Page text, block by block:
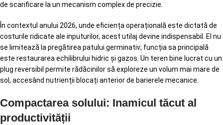
de scarificare la un mecanism complex de precizie.
În contextul anului 2026, unde eficiența operațională este dictată de
costurile ridicate ale inputurilor, acest utilaj devine indispensabil. El nu
se limitează la pregătirea patului germinativ; funcția sa principală
este restaurarea echilibrului hidric și gazos. Un teren bine lucrat cu un
plug reversibil permite rădăcinilor să exploreze un volum mai mare de
sol, accesând nutrienții blocați anterior de barierele mecanice.
Compactarea solului: Inamicul tăcut al
productivității